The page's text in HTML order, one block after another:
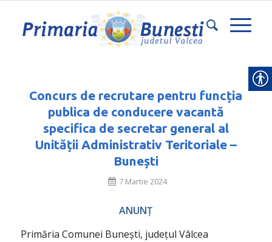
Concurs de recrutare pentru funcția
publica de conducere vacantă
specifica de secretar general al
Unității Administrativ Teritoriale –
Bunești
7 Martie 2024
ANUNȚ
Primăria Comunei Bunești, județul Vâlcea